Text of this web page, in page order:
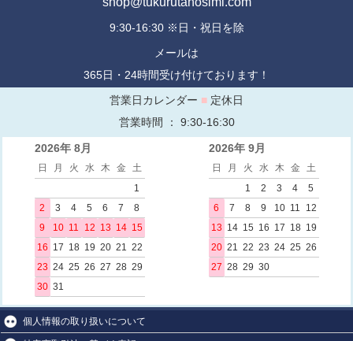
9:30-16:30 ※日・祝日を除
メールは
365日・24時間受け付けております！
営業日カレンダー ■ 定休日
営業時間 ： 9:30-16:30
2026年 8月
日 月 火 水 木 金
土
1
2
3 4 5 6 7
8
9
10 11 12 13 14 15
16 17 18 19 20 21 22
23 24 25 26 27 28 29
30 31
2026年 9月
日 月 火 水 木 金
土
1
2 3 4
5
6
7 8 9 10 11
12
13 14 15 16 17 18 19
20 21 22 23 24 25 26
27 28 29 30
個人情報の取り扱いについて